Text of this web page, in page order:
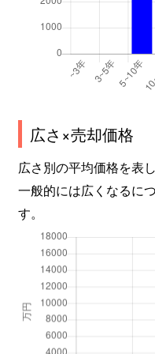
広さ×売却価格
広さ別の平均価格を表
一般的には広くなるに
す。